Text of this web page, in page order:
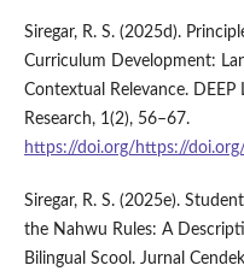
Siregar, R. S. (2025d).
Curriculum Development:
Contextual Relevance.
Research, 1(2), 56–67.
https://doi.org/https://
Siregar, R. S. (2025e).
the Nahwu Rules: A
Bilingual Scool. Jurnal